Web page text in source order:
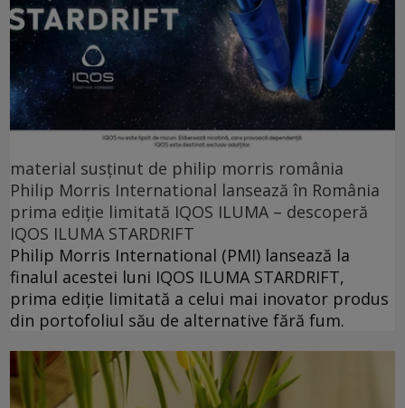
material susținut de philip morris românia
Philip Morris International lansează în România
prima ediție limitată IQOS ILUMA – descoperă
IQOS ILUMA STARDRIFT
Philip Morris International (PMI) lansează la
finalul acestei luni IQOS ILUMA STARDRIFT,
prima ediție limitată a celui mai inovator produs
din portofoliul său de alternative fără fum.